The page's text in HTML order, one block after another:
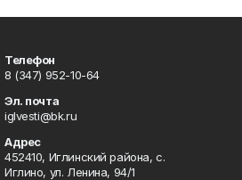
Телефон
8 (347) 952-10-64
Эл. почта
iglvesti@bk.ru
Адрес
452410, Иглинский района, с.
Иглино, ул. Ленина, 94/1